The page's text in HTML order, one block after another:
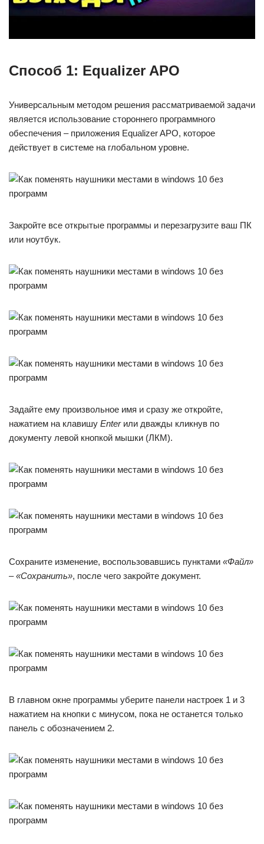
Способ 1: Equalizer APO
Универсальным методом решения рассматриваемой задачи
является использование стороннего программного
обеспечения – приложения Equalizer APO, которое
действует в системе на глобальном уровне.
Закройте все открытые программы и перезагрузите ваш ПК
или ноутбук.
Задайте ему произвольное имя и сразу же откройте,
нажатием на клавишу Enterили дважды кликнув по
документу левой кнопкой мышки (ЛКМ).
Сохраните изменение, воспользовавшись пунктами «Файл»
–«Сохранить», после чего закройте документ.
В главном окне программы уберите панели настроек 1 и 3
нажатием на кнопки с минусом, пока не останется только
панель с обозначением 2.